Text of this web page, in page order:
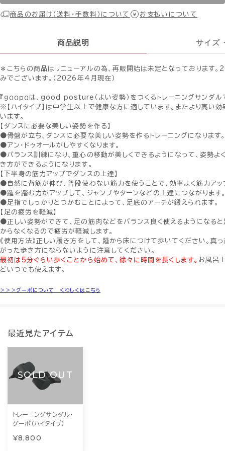
商品のお届け（送料・手数料）について お支払いについて
商品説明 サイズ
＊こちらの商品はリニューアルの為、再販開始は未定となっております
みでございます。（2026年4月現在）
『ｇｏｏｐｏは、good posture（よい姿勢）をつくるトレーニングサンダル
※【ハイタイプ】は中学生以上で健康な方に適しています。またより高い
います。
【ダンスに必要な美しい姿勢を作る】
●骨盤が立ち、ダンスに必要な美しい姿勢を作るトレーニングになります
●アン・ドゥオールがしやすくなります。
●バランス訓練になり、重心の移動が美しくできるようになって、姿勢よ
き方ができるようになります。
【下半身の筋力アップでダンスの上達】
●自然に背筋が伸び、普段使わない筋力を使うことで、効率よく筋力アッ
●踵を踏む力がアップして、ジャンプやターンなどの上達につながります
●足指でしっかりとつかむことによって、足底のアーチが鍛えられます。
【足の疲労を軽減】
●正しい姿勢ができて、足の筋肉などをバランス良く使えるようになる
からなくなるので疲労が軽減します。
《使用方法》正しい履き方をして、踵から床につけて歩いてください。真
がった歩き方にならないように注意してください。
最初は5分ぐらい歩くことから始めて、徐々に時間を長くします。 お風呂
どいつでも使えます。
＞＞＞グーポについて くわしくはこちら
最近見たアイテム
SOLD OUT
トレーニングサンダル・
グーポ（ハイタイプ）
¥8,800